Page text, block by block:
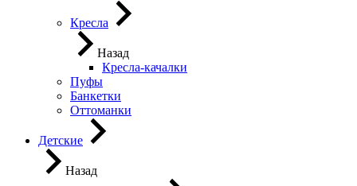
Кресла
Назад
Кресла-качалки
Пуфы
Банкетки
Оттоманки
Детские
Назад